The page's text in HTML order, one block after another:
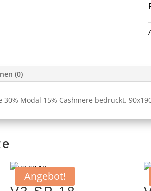
(0)
30% Modal 15% Cashmere bedruckt.
Angebot!